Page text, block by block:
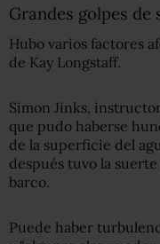
Grandes golpes de
Hubo varios factores
de Kay Longstaff.
Simon Jinks,
que pudo haberse
de la superficie del
después tuvo la
barco.
Puede haber